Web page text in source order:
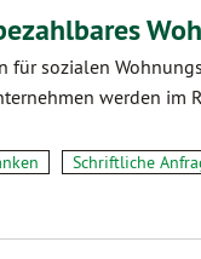
für sozialen
werden im
Schriftliche